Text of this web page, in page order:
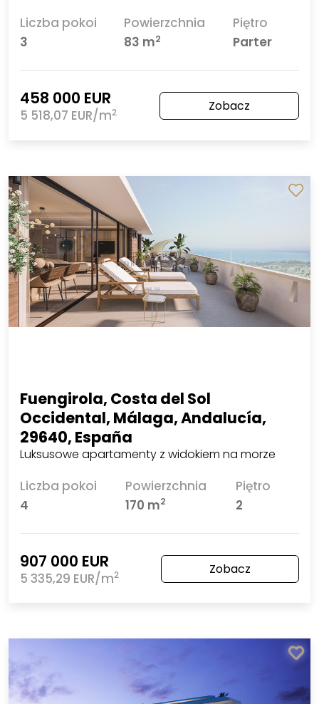
Liczba pokoi
3
Powierzchnia
83 m2
Piętro
Parter
458 000 EUR
5 518,07 EUR/m2 Zobacz
Fuengirola, Costa del Sol
Occidental, Málaga, Andalucía,
29640, España
Luksusowe apartamenty z widokiem na morze
Liczba pokoi
4
Powierzchnia
170 m2
Piętro
2
907 000 EUR
5 335,29 EUR/m2 Zobacz